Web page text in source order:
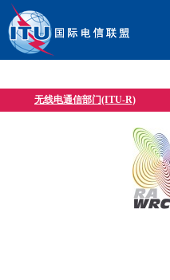
无线电通信部门(ITU-R)